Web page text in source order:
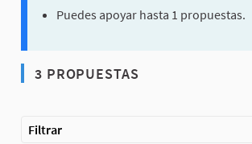
Puedes apoyar hasta 1 propuestas.
3 PROPUESTAS
Filtrar